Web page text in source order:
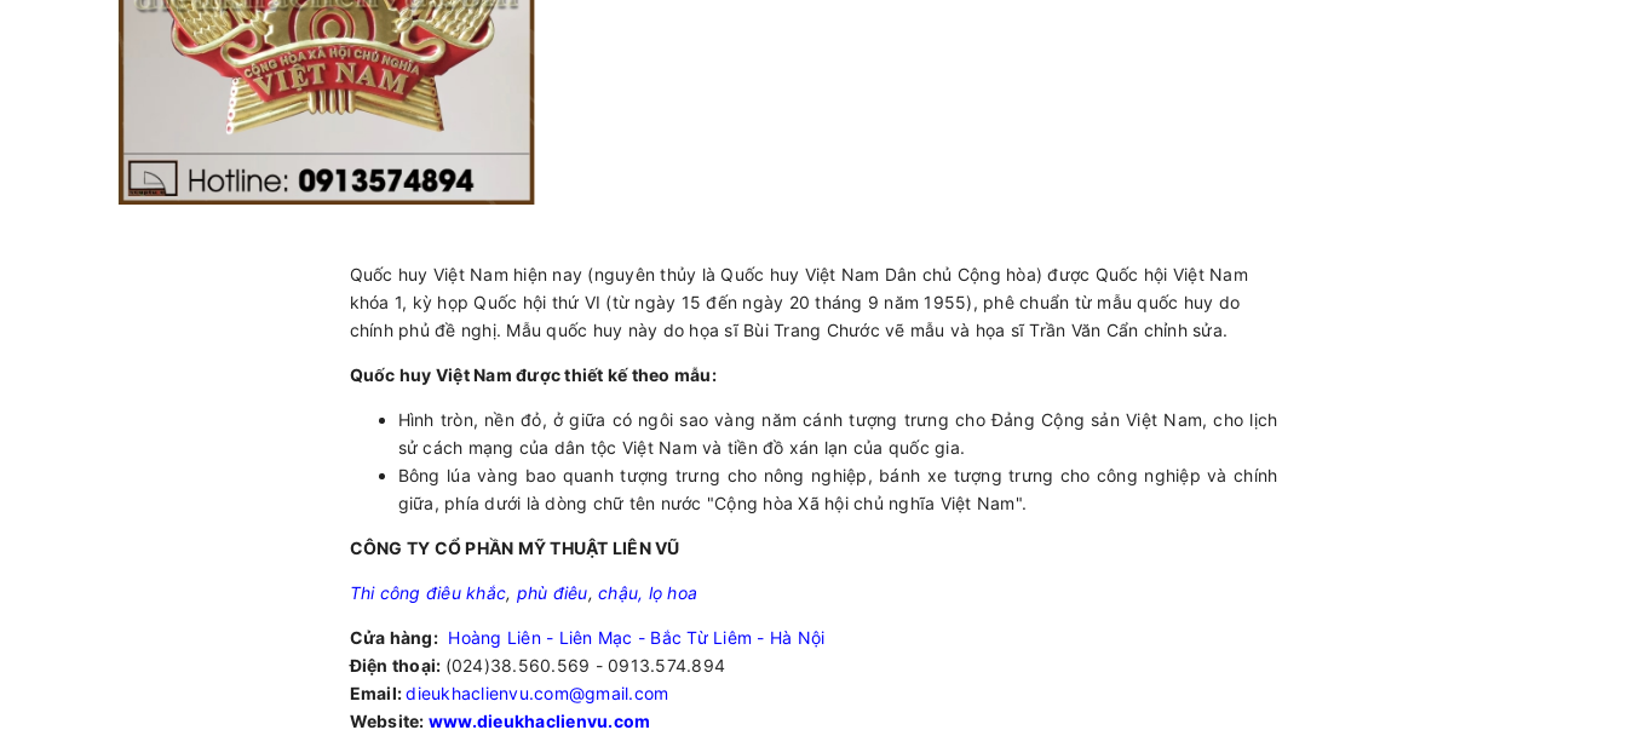
Quốc huy Việt Nam hiện nay (nguyên thủy là Quốc huy Việt Nam Dân chủ Cộng hòa) được Quốc hội Việt Nam
khóa 1, kỳ họp Quốc hội thứ VI (từ ngày 15 đến ngày 20 tháng 9 năm 1955), phê chuẩn từ mẫu quốc huy do
chính phủ đề nghị. Mẫu quốc huy này do họa sĩ Bùi Trang Chước vẽ mẫu và họa sĩ Trần Văn Cẩn chỉnh sửa.
Quốc huy Việt Nam được thiết kế theo mẫu:
Hình tròn, nền đỏ, ở giữa có ngôi sao vàng năm cánh tượng trưng cho Đảng Cộng sản Việt Nam, cho lịch
sử cách mạng của dân tộc Việt Nam và tiền đồ xán lạn của quốc gia.
Bông lúa vàng bao quanh tượng trưng cho nông nghiệp, bánh xe tượng trưng cho công nghiệp và chính
giữa, phía dưới là dòng chữ tên nước "Cộng hòa Xã hội chủ nghĩa Việt Nam".
CÔNG TY CỔ PHẦN MỸ THUẬT LIÊN VŨ
Thi công điêu khắc, phù điêu, chậu, lọ hoa
Cửa hàng: Hoàng Liên - Liên Mạc - Bắc Từ Liêm - Hà Nội
Điện thoại: (024)38.560.569 - 0913.574.894
Email:dieukhaclienvu.com@gmail.com
Website: www.dieukhaclienvu.com